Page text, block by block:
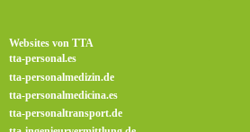
Websites von TTA
tta-personal.es
tta-personalmedizin.de
tta-personalmedicina.es
tta-personaltransport.de